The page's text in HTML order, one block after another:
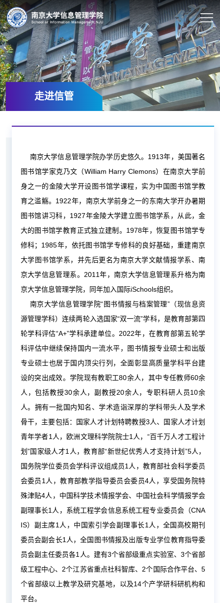
走进信管
南京大学信息管理学院办学历史悠久。1913年，美国著名
图书馆学家克乃文（William Harry Clemons）在南京大学前
身之一的金陵大学开设图书馆学课程，实为中国图书馆学教
育之滥觞。1922年，南京大学前身之一的东南大学开办暑期
图书馆讲习科，1927年金陵大学建立图书馆学系，从此，金
大的图书馆学教育正式独立建制。1978年，恢复图书馆学专
修科；1985年，依托图书馆学专修科的良好基础，重建南京
大学图书馆学系，并先后更名为南京大学文献情报学系、南
京大学信息管理系。2011年，南京大学信息管理系升格为南
京大学信息管理学院，同年加入国际iSchools组织。
南京大学信息管理学院“图书情报与档案管理”（现信息资
源管理学科）连续两轮入选国家“双一流”学科，是教育部第四
轮学科评估“A+”学科承建单位。2022年，在教育部第五轮学
科评估中继续保持国内一流水平，图书情报专业硕士和出版
专业硕士也居于国内顶尖行列，全面彰显高质量学科平台建
设的突出成效。学院现有教职工80余人，其中专任教师60余
人，包括教授30余人，副教授20余人，专职科研人员10余
人。拥有一批国内知名、学术造诣深厚的学科带头人及学术
骨干，主要包括：国家人才计划特聘教授3人、国家人才计划
青年学者1人，欧洲文理科学院院士1人，“百千万人才工程计
划”国家级人才1人，教育部“新世纪优秀人才支持计划”5人，
国务院学位委员会学科评议组成员1人，教育部社会科学委员
会委员1人，教育部教学指导委员会委员4人，享受国务院特
殊津贴4人，中国科学技术情报学会、中国社会科学情报学会
副理事长1人，系统工程学会信息系统工程专业委员会（CNA
IS）副主席1人，中国索引学会副理事长1人，全国高校期刊
委员会副会长1人，全国图书情报及出版专业学位教育指导委
员会副主任委员各1人。建有3个省部级重点实验室、3个省部
级工程中心、2个江苏省重点社科智库、2个国际合作平台、5
个省部级以上教学及研究基地，以及14个产学研科研机构和
平台。